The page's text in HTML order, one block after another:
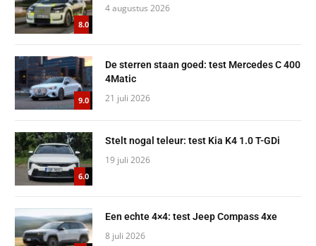
8.0
4 augustus 2026
9.0
De sterren staan goed: test Mercedes C 400
4Matic
21 juli 2026
6.0
Stelt nogal teleur: test Kia K4 1.0 T-GDi
19 juli 2026
Een echte 4×4: test Jeep Compass 4xe
8 juli 2026